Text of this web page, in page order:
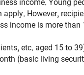
However,
income is more
etc. aged 15 to
(basic living